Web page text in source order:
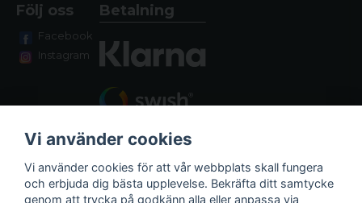
Följ oss
Facebook
Instagram
Betalning
Vi använder cookies
Vi använder cookies för att vår webbplats skall fungera
och erbjuda dig bästa upplevelse. Bekräfta ditt samtycke
genom att trycka på godkänn alla eller anpassa via